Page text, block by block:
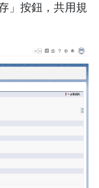
」按鈕，共用規